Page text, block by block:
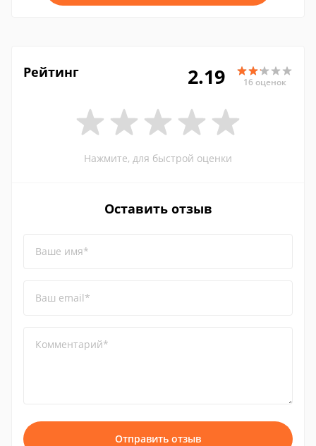
Рейтинг 2.19 16 оценок
Нажмите, для быстрой оценки
Оставить отзыв
Ваше имя*
Ваш email*
Комментарий*
Отправить отзыв